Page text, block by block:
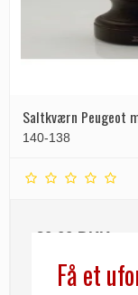
Saltkværn Peugeot
140-138
20,00 DKK
Få et